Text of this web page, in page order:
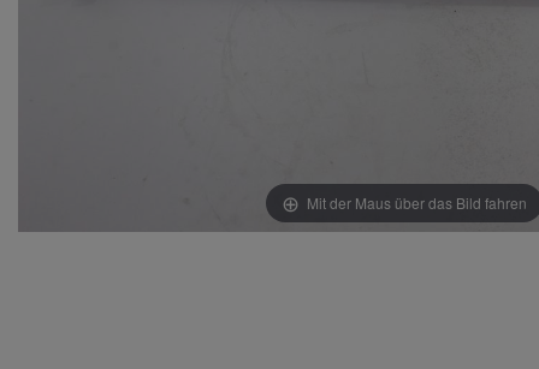
Mit der Maus über das Bild fahren